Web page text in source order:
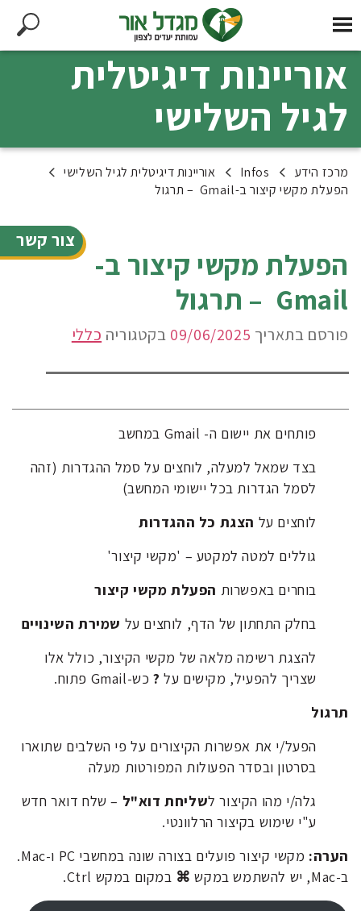
צור קשר
אוריינות דיגיטלית
לגיל השלישי
מרכז הידע Infos
אוריינות דיגיטלית לגיל השלישי
הפעלת מקשי קיצור ב-Gmail – תרגול
הפעלת מקשי קיצור ב-
Gmail – תרגול
פורסם בתאריך 09/06/2025 בקטגוריה כללי
פותחים את יישום ה- Gmail במחשב
בצד שמאל למעלה, לוחצים על סמל ההגדרות (זהה
לסמל הגדרות בכל יישומי המחשב)
לוחצים על הצגת כל ההגדרות
גוללים למטה למקטע – 'מקשי קיצור'
בוחרים באפשרות הפעלת מקשי קיצור
בחלק התחתון של הדף, לוחצים על שמירת השינויים
להצגת רשימה מלאה של מקשי הקיצור, כולל אלו
שצריך להפעיל, מקישים על ? כש-Gmail פתוח.
תרגול
הפעל/י את אפשרות הקיצורים על פי השלבים שתוארו
בסרטון ובסדר הפעולות המפורטות מעלה
גלה/י מהו הקיצור לשליחת דוא"ל – שלח דואר חדש
ע"י שימוש בקיצור הרלוונטי.
הערה:
מקשי קיצור פועלים בצורה שונה במחשבי PC ו-Mac.
ב-Mac, יש להשתמש במקש
⌘ במקום במקש Ctrl.